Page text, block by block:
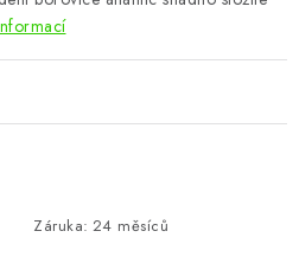
NBM+
Záruka: 24 měsíců